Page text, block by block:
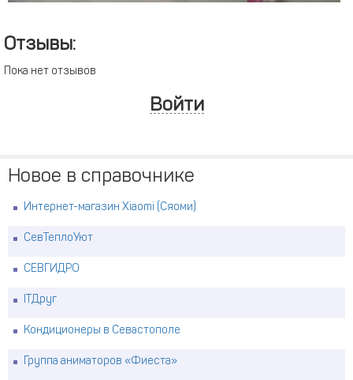
Отзывы:
Пока нет отзывов
Войти
Новое в справочнике
Интернет-магазин Xiaomi (Сяоми)
СевТеплоУют
СЕВГИДРО
ITДруг
Кондиционеры в Севастополе
Группа аниматоров «Фиеста»